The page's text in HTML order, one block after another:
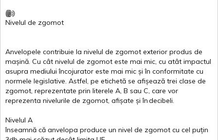
Nivelul de zgomot
Anvelopele contribuie la nivelul de zgomot exterior produs de
mașină. Cu cât nivelul de zgomot este mai mic, cu atât impactul
asupra mediului încojurator este mai mic și în conformitate cu
normele legislative. Astfel, pe etichetă se afișează trei clase de
zgomot, reprezentate prin literele A, B sau C, care vor
reprezenta nivelurile de zgomot, afișate și îndecibeli.
Nivelul A
înseamnă că anvelopa produce un nivel de zgomot cu cel puțin